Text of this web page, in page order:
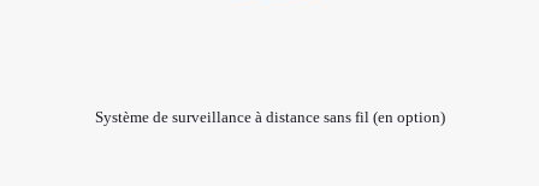
Système de surveillance à distance sans fil (en option)